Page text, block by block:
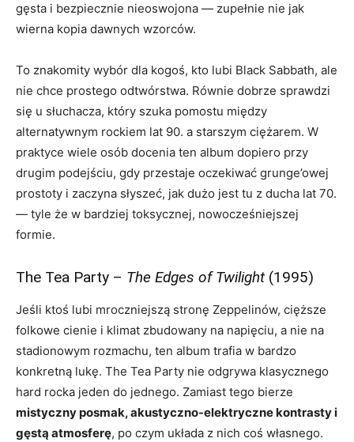
gęsta i bezpiecznie nieoswojona — zupełnie nie jak
wierna kopia dawnych wzorców.
To znakomity wybór dla kogoś, kto lubi Black Sabbath, ale
nie chce prostego odtwórstwa. Równie dobrze sprawdzi
się u słuchacza, który szuka pomostu między
alternatywnym rockiem lat 90. a starszym ciężarem. W
praktyce wiele osób docenia ten album dopiero przy
drugim podejściu, gdy przestaje oczekiwać grunge’owej
prostoty i zaczyna słyszeć, jak dużo jest tu z ducha lat 70.
— tyle że w bardziej toksycznej, nowocześniejszej
formie.
The Tea Party – The Edges of Twilight (1995)
Jeśli ktoś lubi mroczniejszą stronę Zeppelinów, cięższe
folkowe cienie i klimat zbudowany na napięciu, a nie na
stadionowym rozmachu, ten album trafia w bardzo
konkretną lukę. The Tea Party nie odgrywa klasycznego
hard rocka jeden do jednego. Zamiast tego bierze
mistyczny posmak, akustyczno-elektryczne kontrasty i
gęstą atmosferę, po czym układa z nich coś własnego.